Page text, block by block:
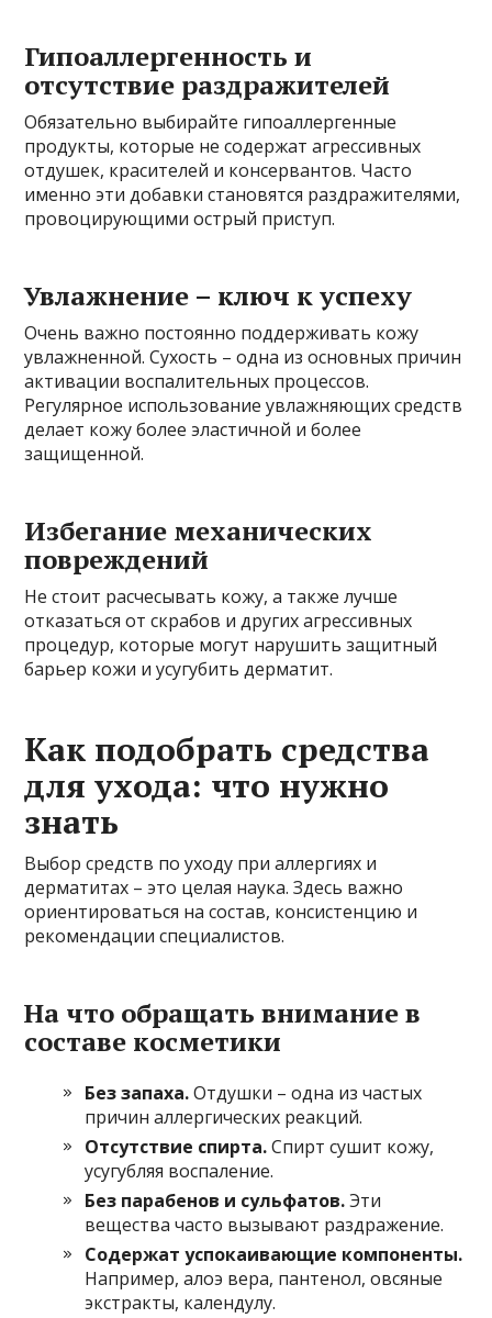
Гипоаллергенность и
отсутствие раздражителей
Обязательно выбирайте гипоаллергенные
продукты, которые не содержат агрессивных
отдушек, красителей и консервантов. Часто
именно эти добавки становятся раздражителями,
провоцирующими острый приступ.
Увлажнение – ключ к успеху
Очень важно постоянно поддерживать кожу
увлажненной. Сухость – одна из основных причин
активации воспалительных процессов.
Регулярное использование увлажняющих средств
делает кожу более эластичной и более
защищенной.
Избегание механических
повреждений
Не стоит расчесывать кожу, а также лучше
отказаться от скрабов и других агрессивных
процедур, которые могут нарушить защитный
барьер кожи и усугубить дерматит.
Как подобрать средства
для ухода: что нужно
знать
Выбор средств по уходу при аллергиях и
дерматитах – это целая наука. Здесь важно
ориентироваться на состав, консистенцию и
рекомендации специалистов.
На что обращать внимание в
составе косметики
Без запаха.Отдушки – одна из частых
причин аллергических реакций.
Отсутствие спирта.Спирт сушит кожу,
усугубляя воспаление.
Без парабенов и сульфатов.Эти
вещества часто вызывают раздражение.
Содержат успокаивающие компоненты.
Например, алоэ вера, пантенол, овсяные
экстракты, календулу.